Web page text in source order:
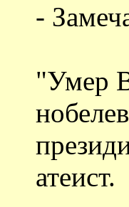
-
"Умер
атеист.